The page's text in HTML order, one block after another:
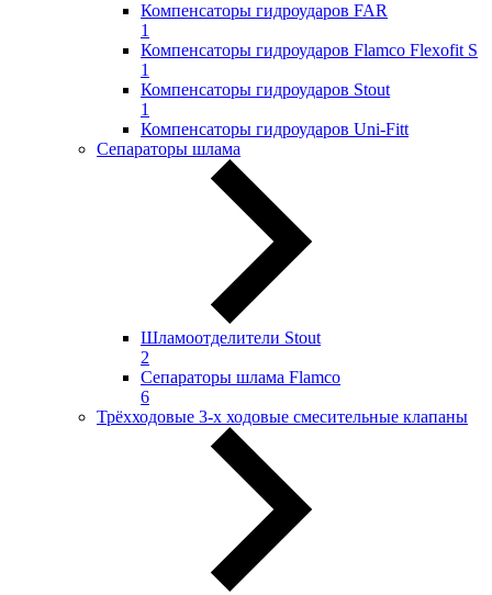
Компенсаторы гидроударов FAR
1
Компенсаторы гидроударов Flamco Flexofit S
1
Компенсаторы гидроударов Stout
1
Компенсаторы гидроударов Uni-Fitt
Сепараторы шлама
Шламоотделители Stout
2
Сепараторы шлама Flamco
6
Трёхходовые 3-х ходовые смесительные клапаны